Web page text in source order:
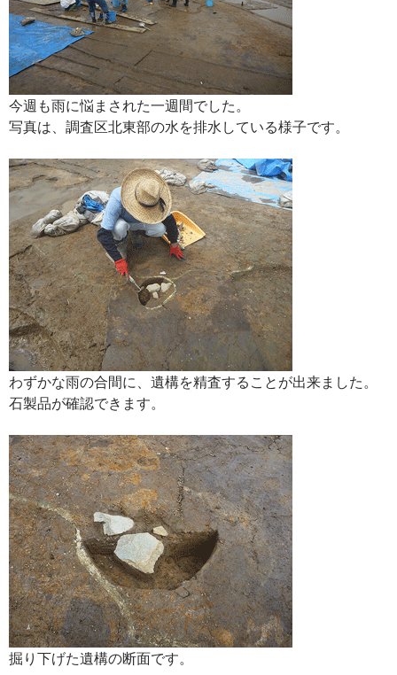
今週も雨に悩まされた一週間でした。
写真は、調査区北東部の水を排水している様子です。
わずかな雨の合間に、遺構を精査することが出来ました。
石製品が確認できます。
掘り下げた遺構の断面です。